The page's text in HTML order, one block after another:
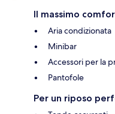
Il massimo
Aria condizionata
Minibar
Accessori per la
Pantofole
Per un riposo